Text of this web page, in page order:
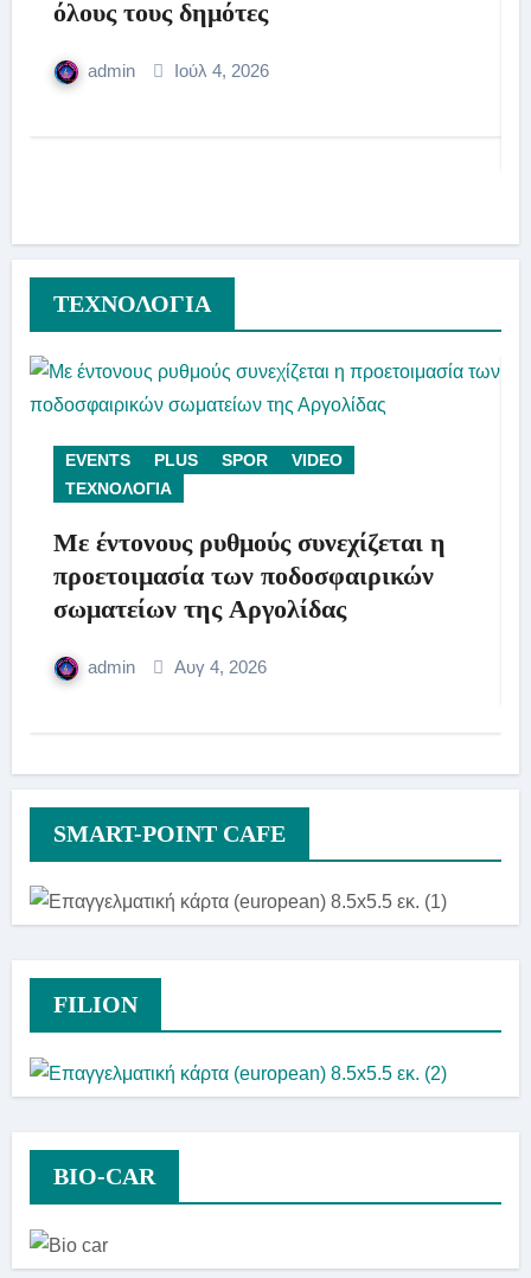
όλους τους δημότες
admin Ιούλ 4, 2026
ΤΕΧΝΟΛΟΓΙΑ
EVENTS PLUS SPOR
VIDEO
ΤΕΧΝΟΛΟΓΙΑ
Με έντονους ρυθμούς συνεχίζεται η
προετοιμασία των ποδοσφαιρικών
σωματείων της Αργολίδας
admin Αυγ 4, 2026
SMART-POINT CAFE
FILION
BIO-CAR